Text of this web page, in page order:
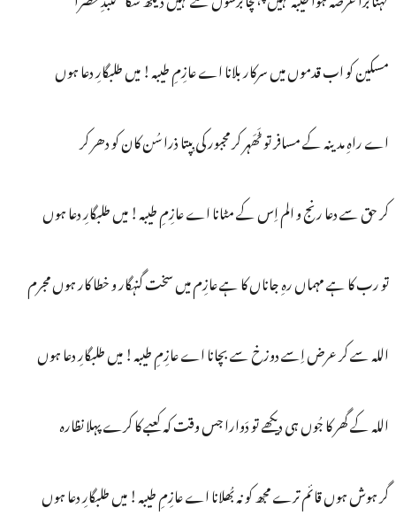
مسکین کو اب قدموں میں سرکار بلانا اے عازِمِ طیبہ! میں طلبگارِ دعا ہوں
اے راہِ مدینہ کے مسافر تو ٹَھَہر کر مجبور کی بِپتا ذرا سُن کان کو دھر کر
کر حق سے دعا رنج و الم اِس کے مٹانا اے عازِمِ طیبہ! میں طلبگارِ دعا ہوں
تو رب کا ہے مہماں رہِ جاناں کا ہے عازِم میں سخت گنہگار و خطا کار ہوں مجرم
اللہ سے کر عرض اِسے دوزخ سے بچانا اے عازِمِ طیبہ! میں طلبگارِ دعا ہوں
اللہ کے گھر کا جُوں ہی دیکھے تو دَوارا جس وقت کہ کعبے کا کرے پہلا نظارہ
گر ہوش ہوں قائم ترے مجھ کو نہ بُھلانا اے عازِمِ طیبہ! میں طلبگارِ دعا ہوں